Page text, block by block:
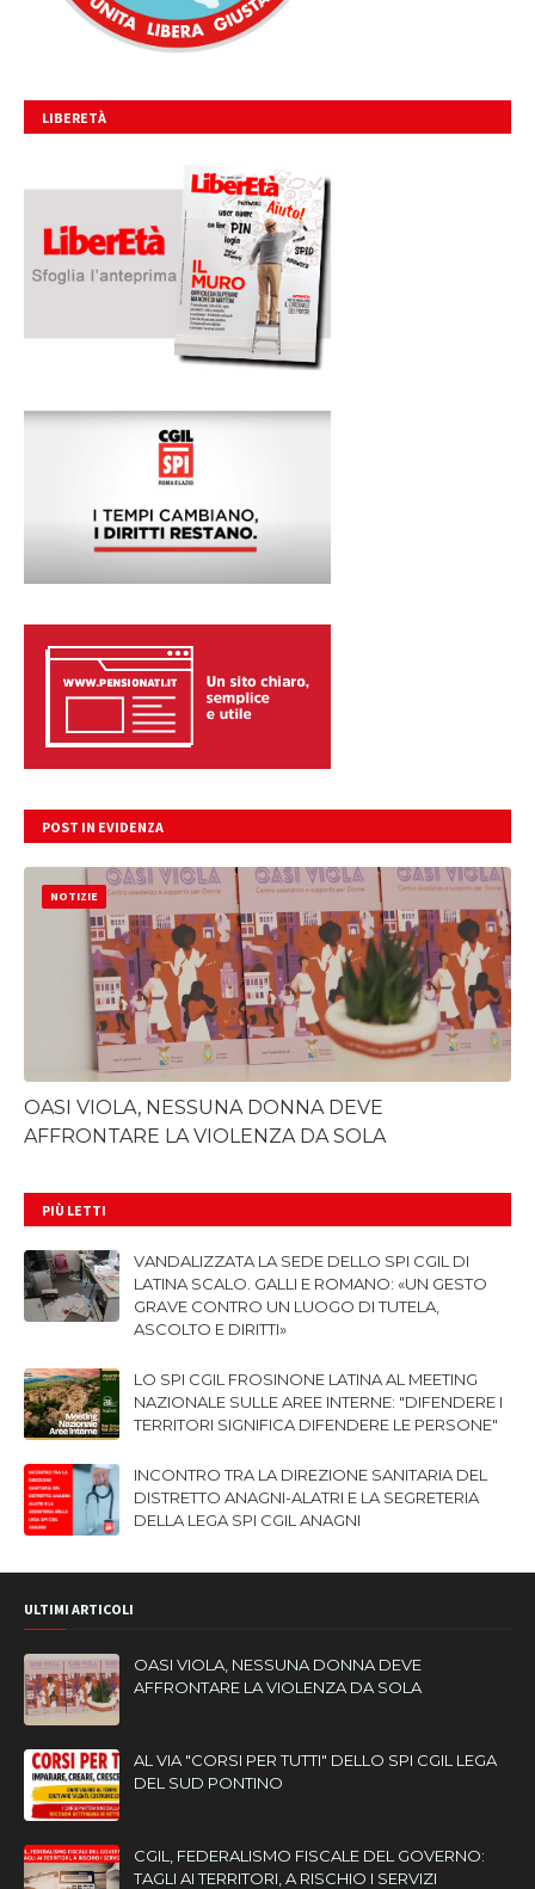
LIBERETÀ
POST IN EVIDENZA
NOTIZIE
OASI VIOLA, NESSUNA DONNA DEVE
AFFRONTARE LA VIOLENZA DA SOLA
PIÙ LETTI
VANDALIZZATA LA SEDE DELLO SPI CGIL DI
LATINA SCALO. GALLI E ROMANO: «UN GESTO
GRAVE CONTRO UN LUOGO DI TUTELA,
ASCOLTO E DIRITTI»
LO SPI CGIL FROSINONE LATINA AL MEETING
NAZIONALE SULLE AREE INTERNE: "DIFENDERE I
TERRITORI SIGNIFICA DIFENDERE LE PERSONE"
INCONTRO TRA LA DIREZIONE SANITARIA DEL
DISTRETTO ANAGNI-ALATRI E LA SEGRETERIA
DELLA LEGA SPI CGIL ANAGNI
ULTIMI ARTICOLI
OASI VIOLA, NESSUNA DONNA DEVE
AFFRONTARE LA VIOLENZA DA SOLA
AL VIA "CORSI PER TUTTI" DELLO SPI CGIL LEGA
DEL SUD PONTINO
CGIL, FEDERALISMO FISCALE DEL GOVERNO:
TAGLI AI TERRITORI, A RISCHIO I SERVIZI